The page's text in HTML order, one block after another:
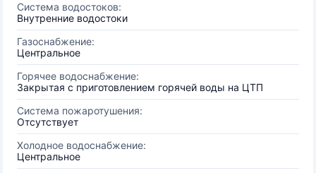
Система водостоков:
Внутренние водостоки
Газоснабжение:
Центральное
Горячее водоснабжение:
Закрытая с приготовлением горячей воды на ЦТП
Система пожаротушения:
Отсутствует
Холодное водоснабжение:
Центральное